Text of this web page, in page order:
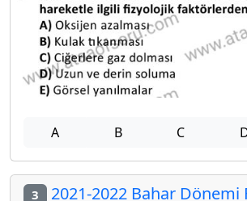
A B C
3 2021-2022 Bahar Dönemi